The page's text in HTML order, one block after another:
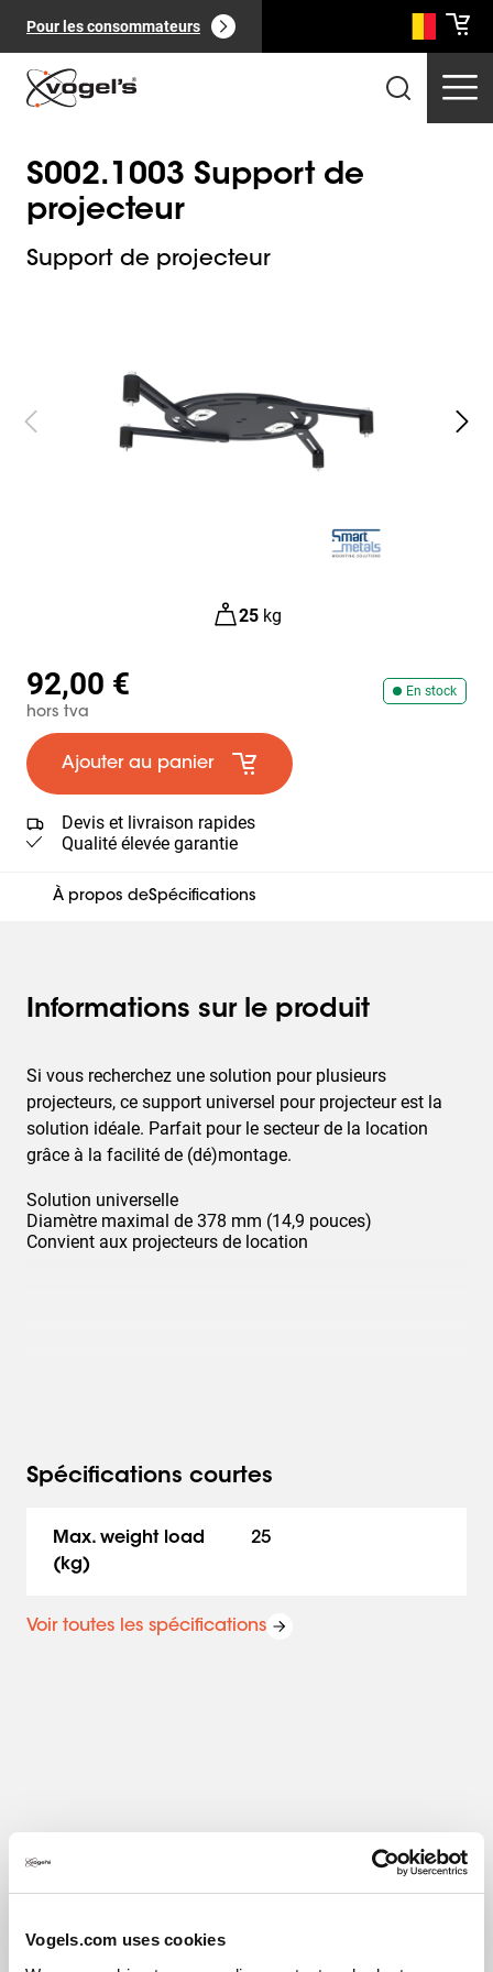
Vogels.com uses cookies
Pour les consommateurs
(
S002.1003 Support de
projecteur
Support de projecteur
25 kg
En stock
92,00 €
hors tva
Ajouter au panier
Devis et livraison rapides
Qualité élevée garantie
À propos deSpécifications
Informations sur le produit
Si vous recherchez une solution pour plusieurs
projecteurs, ce support universel pour projecteur est la
solution idéale. Parfait pour le secteur de la location
grâce à la facilité de (dé)montage.
Solution universelle
Diamètre maximal de 378 mm (14,9 pouces)
Convient aux projecteurs de location
Spécifications courtes
Max. weight load
(kg)
25
Voir toutes les spécifications
Spécifications